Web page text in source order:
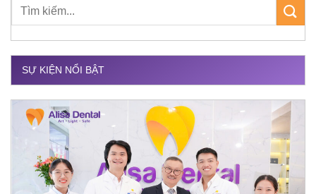
SỰ KIỆN NỔI BẬT